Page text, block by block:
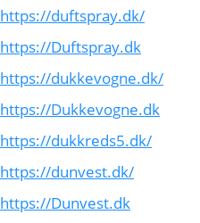
https://duftspray.dk/
https://Duftspray.dk
https://dukkevogne.dk/
https://Dukkevogne.dk
https://dukkreds5.dk/
https://dunvest.dk/
https://Dunvest.dk